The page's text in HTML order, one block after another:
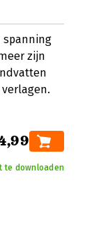
spanning
zijn
te downloaden